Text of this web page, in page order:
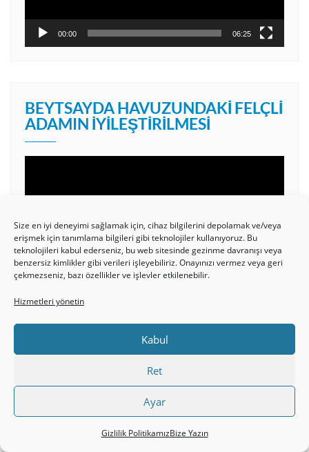
Size en iyi deneyimi sağlamak için, cihaz bilgilerini depolamak ve/veya
erişmek için tanımlama bilgileri gibi teknolojiler kullanıyoruz. Bu
teknolojileri kabul ederseniz, bu web sitesinde gezinme davranışı veya
benzersiz kimlikler gibi verileri işleyebiliriz. Onayınızı vermez veya geri
çekmezseniz, bazı özellikler ve işlevler etkilenebilir.
Hizmetleri yönetin
Kabul
Ret
Ayar
Gizlilik PolitikamızBize Yazın
00:00 06:25
BEYTSAYDA HAVUZUNDAKI FELÇLI
ADAMIN İYILEŞTIRILMESI
adı: